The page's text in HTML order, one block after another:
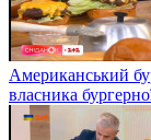
Американський
власника